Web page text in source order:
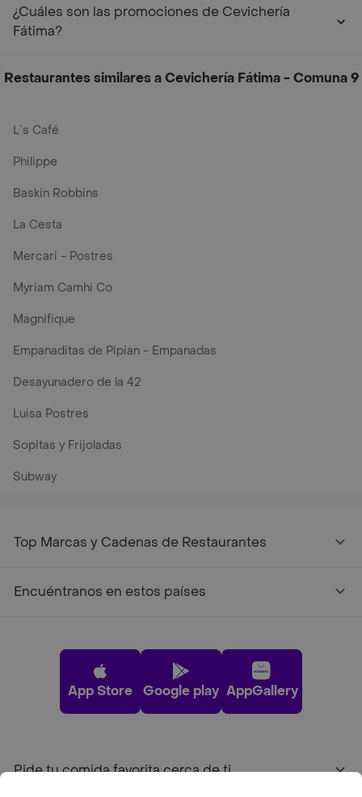
¿Cuáles son las promociones de Cevichería
Fátima?
Restaurantes similares a Cevichería Fátima - Comuna 9
L´s Café
Philippe
Baskin Robbins
La Cesta
Mercari - Postres
Myriam Camhi Co
Magnifique
Empanaditas de Pipian - Empanadas
Desayunadero de la 42
Luisa Postres
Sopitas y Frijoladas
Subway
Top Marcas y Cadenas de Restaurantes
Encuéntranos en estos países
App Store Google play AppGallery
Pide tu comida favorita cerca de ti